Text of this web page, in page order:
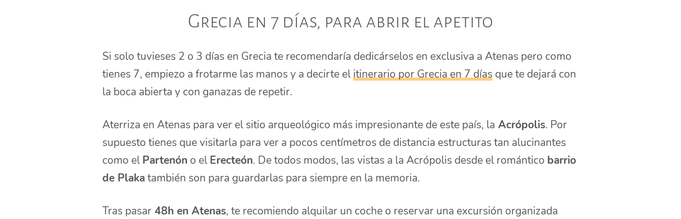
Grecia en 7 días, para abrir el apetito
Si solo tuvieses 2 o 3 días en Grecia te recomendaría dedicárselos en exclusiva a Atenas pero como
tienes 7, empiezo a frotarme las manos y a decirte elitinerario por Grecia en 7 díasque te dejará con
la boca abierta y con ganazas de repetir.
Aterriza en Atenas para ver el sitio arqueológico más impresionante de este país, la Acrópolis. Por
supuesto tienes que visitarla para ver a pocos centímetros de distancia estructuras tan alucinantes
como el Partenón o el Erecteón. De todos modos, las vistas a la Acrópolis desde el romántico barrio
de Plakatambién son para guardarlas para siempre en la memoria.
Tras pasar48h en Atenas, te recomiendo alquilar un coche o reservar una excursión organizada